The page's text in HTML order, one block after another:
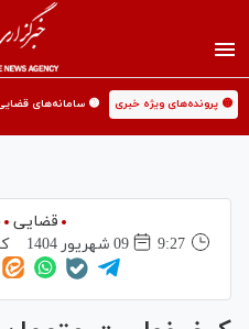
🟡 پرونده‌های ویژه خبری 🟡 سامانه‌های
قضایی
9:27
09 شهريور 1404